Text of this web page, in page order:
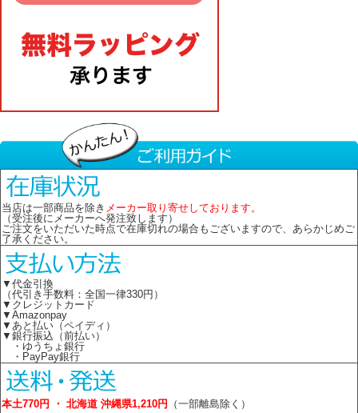
当店は一部商品を除き メーカー取り寄せしております。
（受注後にメーカーへ発注致します）
ご注文をいただいた時点で在庫切れの場合もございますので、あらかじめご
了承ください。
▼代金引換
（代引き手数料：全国一律330円）
▼クレジットカード
▼Amazonpay
▼あと払い（ペイディ）
▼銀行振込（前払い）
・ゆうちょ銀行
・PayPay銀行
本土770円 ・ 北海道 沖縄県1,210円 （一部離島除く）